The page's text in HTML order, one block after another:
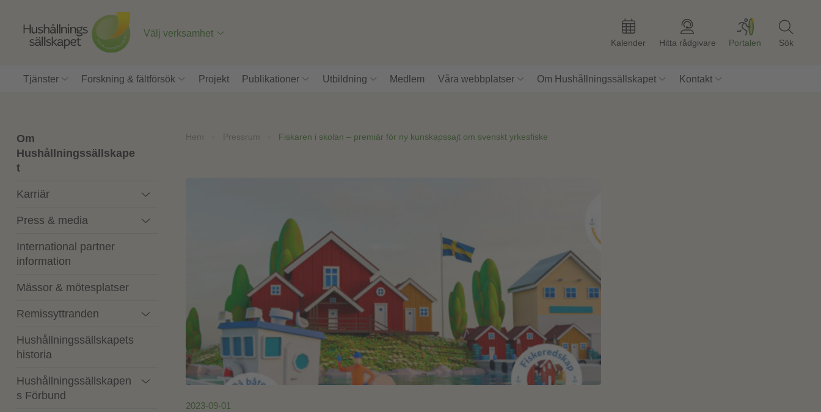
Välj verksamhet
Kalender Hitta rådgivare Portalen Sök
Tjänster Forskning & fältförsök Projekt Publikationer Utbildning Medlem Våra webbplatser Om Hushållningssällskapet Kontakt
Om
Hushållningssällskape
t
Karriär
Press & media
International partner
information
Mässor & mötesplatser
Remissyttranden
Hushållningssällskapets
historia
Hushållningssällskapen
s Förbund
Hem Pressrum Fiskaren i skolan – premiär för ny kunskapssajt om svenskt yrkesfiske
2023-09-01